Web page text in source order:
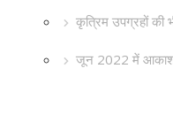
कृत्रिम उपग्रहों की
जून 2022 में आकाश